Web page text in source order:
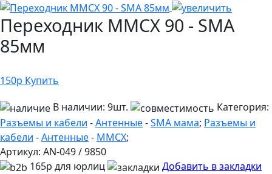
Переходник MMCX 90 - SMA
85мм
150р Купить
В наличии: 9шт.
Категория:
Разъемы и кабели -Антенные-SMA мама; Разъемы и
кабели -Антенные- MMCX;
Артикул: AN-049 / 9850
165р для юрлиц
Добавить в закладки